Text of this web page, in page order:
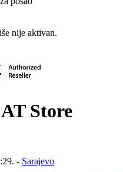
nije aktivan.
Store
- Sarajevo